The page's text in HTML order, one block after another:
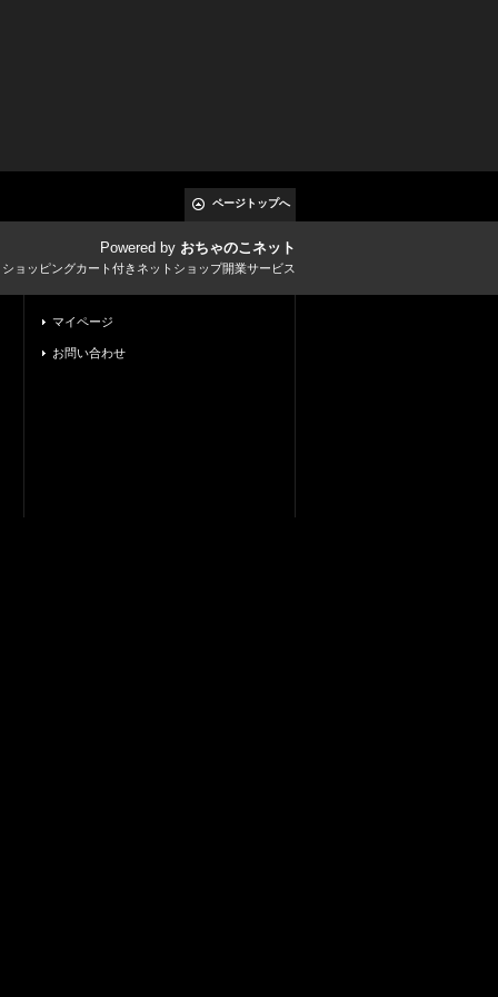
ページトップへ
Powered by おちゃのこネット
ョッピングカート付きネットショップ開業サービス
マイページ
お問い合わせ